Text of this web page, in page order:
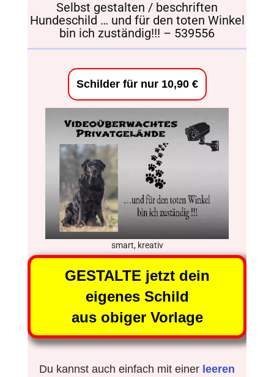
Selbst gestalten / beschriften
Hundeschild … und für den toten Winkel
bin ich zuständig!!! – 539556
Schilder für nur 10,90 €
smart, kreativ
GESTALTE jetzt dein
eigenes Schild
aus obiger Vorlage
Du kannst auch einfach mit einer leeren